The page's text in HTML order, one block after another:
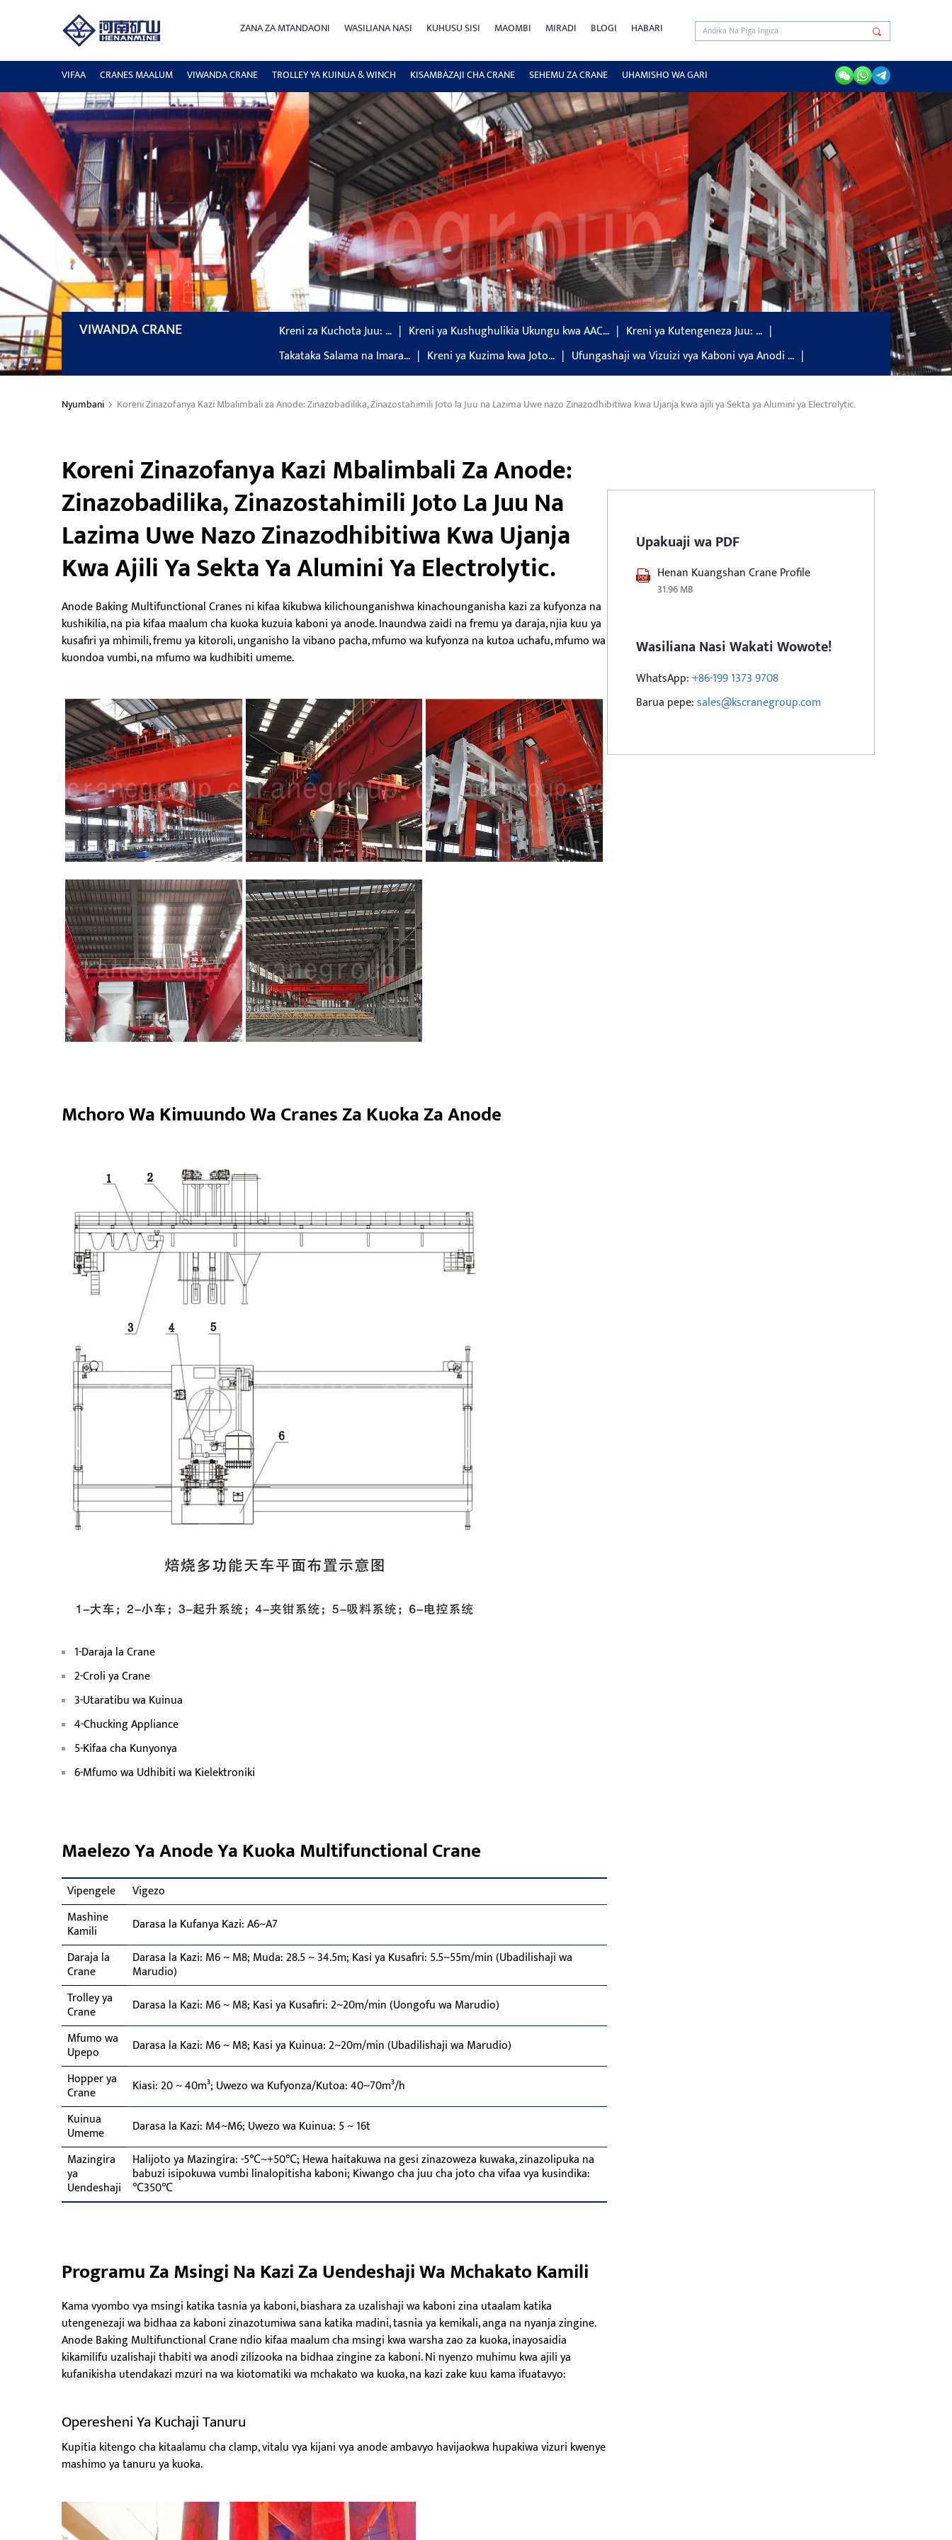
ZANA ZA MTANDAONI WASILIANA NASI KUHUSU SISI MAOMBI MIRADI BLOGI HABARI
VIFAA CRANES MAALUM VIWANDA CRANE TROLLEY YA KUINUA & WINCH KISAMBAZAJI CHA CRANE SEHEMU ZA CRANE UHAMISHO WA GARI
VIWANDA CRANE Kreni za Kuchota Juu: … Kreni ya Kushughulikia Ukungu kwa AAC…
Kreni ya Kutengeneza Juu: …
Takataka Salama na Imara…
Kreni ya Kuzima kwa Joto… Ufungashaji wa Vizuizi vya Kaboni vya Anodi …
Nyumbani Koreni Zinazofanya Kazi Mbalimbali za Anode: Zinazobadilika, Zinazostahimili Joto la Juu na Lazima Uwe nazo Zinazodhibitiwa kwa Ujanja kwa ajili ya Sekta ya Alumini ya Electrolytic.
Koreni Zinazofanya Kazi Mbalimbali Za Anode:
Zinazobadilika, Zinazostahimili Joto La Juu Na
Lazima Uwe Nazo Zinazodhibitiwa Kwa Ujanja
Kwa Ajili Ya Sekta Ya Alumini Ya Electrolytic.
Anode Baking Multifunctional Cranes ni kifaa kikubwa kilichounganishwa kinachounganisha kazi za kufyonza na
kushikilia, na pia kifaa maalum cha kuoka kuzuia kaboni ya anode. Inaundwa zaidi na fremu ya daraja, njia kuu ya
kusafiri ya mhimili, fremu ya kitoroli, unganisho la vibano pacha, mfumo wa kufyonza na kutoa uchafu, mfumo wa
kuondoa vumbi, na mfumo wa kudhibiti umeme.
Mchoro Wa Kimuundo Wa Cranes Za Kuoka Za Anode
1-Daraja la Crane
2-Croli ya Crane
3-Utaratibu wa Kuinua
4-Chucking Appliance
5-Kifaa cha Kunyonya
6-Mfumo wa Udhibiti wa Kielektroniki
Maelezo Ya Anode Ya Kuoka Multifunctional Crane
Vipengele
Vigezo
Mashine
Kamili
Darasa la Kufanya Kazi: A6~A7
Daraja la
Crane
Darasa la Kazi: M6 ~ M8; Muda: 28.5 ~ 34.5m; Kasi ya Kusafiri: 5.5~55m/min (Ubadilishaji wa
Marudio)
Trolley ya
Crane
Darasa la Kazi: M6 ~ M8; Kasi ya Kusafiri: 2~20m/min (Uongofu wa Marudio)
Mfumo wa
Upepo
Darasa la Kazi: M6 ~ M8; Kasi ya Kuinua: 2~20m/min (Ubadilishaji wa Marudio)
Hopper ya
Crane
Kiasi: 20 ~ 40m³; Uwezo wa Kufyonza/Kutoa: 40~70m³/h
Kuinua
Umeme
Darasa la Kazi: M4~M6; Uwezo wa Kuinua: 5 ~ 16t
Mazingira
ya
Uendeshaji
Halijoto ya Mazingira: -5℃~+50℃; Hewa haitakuwa na gesi zinazoweza kuwaka, zinazolipuka na
babuzi isipokuwa vumbi linalopitisha kaboni; Kiwango cha juu cha joto cha vifaa vya kusindika:
℃350℃
Programu Za Msingi Na Kazi Za Uendeshaji Wa Mchakato Kamili
Kama vyombo vya msingi katika tasnia ya kaboni, biashara za uzalishaji wa kaboni zina utaalam katika
utengenezaji wa bidhaa za kaboni zinazotumiwa sana katika madini, tasnia ya kemikali, anga na nyanja zingine.
Anode Baking Multifunctional Crane ndio kifaa maalum cha msingi kwa warsha zao za kuoka, inayosaidia
kikamilifu uzalishaji thabiti wa anodi zilizooka na bidhaa zingine za kaboni. Ni nyenzo muhimu kwa ajili ya
kufanikisha utendakazi mzuri na wa kiotomatiki wa mchakato wa kuoka, na kazi zake kuu kama ifuatavyo:
Operesheni Ya Kuchaji Tanuru
Kupitia kitengo cha kitaalamu cha clamp, vitalu vya kijani vya anode ambavyo havijaokwa hupakiwa vizuri kwenye
mashimo ya tanuru ya kuoka.
Upakuaji wa PDF
Henan Kuangshan Crane Profile
31.96 MB
Wasiliana Nasi Wakati Wowote!
WhatsApp:+86-199 1373 9708
Barua pepe:sales@kscranegroup.com